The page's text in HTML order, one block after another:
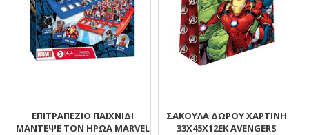
ΕΠΙΤΡΑΠΕΖΙΟ ΠΑΙΧΝΙΔΙ
ΜΑΝΤΕΨΕ ΤΟΝ ΗΡΩΑ MARVEL
ΣΑΚΟΥΛΑ ΔΩΡΟΥ ΧΑΡΤΙΝΗ
33Χ45Χ12ΕΚ AVENGERS